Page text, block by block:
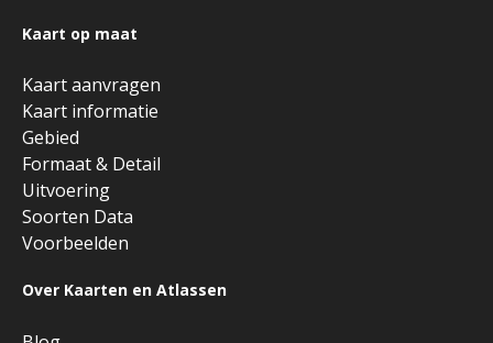
Kaart op maat
Kaart aanvragen
Kaart informatie
Gebied
Formaat & Detail
Uitvoering
Soorten Data
Voorbeelden
Over Kaarten en Atlassen